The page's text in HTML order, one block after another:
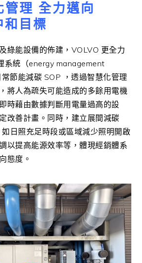
管理 全力邁向
目標
綠能設備的佈建，VOLVO 更全力
系統（energy management
節能減碳 SOP ，透過智慧化管理
將人為疏失可能造成的多餘用電機
時藉由數據判斷用電量過高的設
改善計畫。同時，建立展間減碳
日照充足時段或區域減少照明開啟
以提高能源效率等，體現經銷體系
態度。